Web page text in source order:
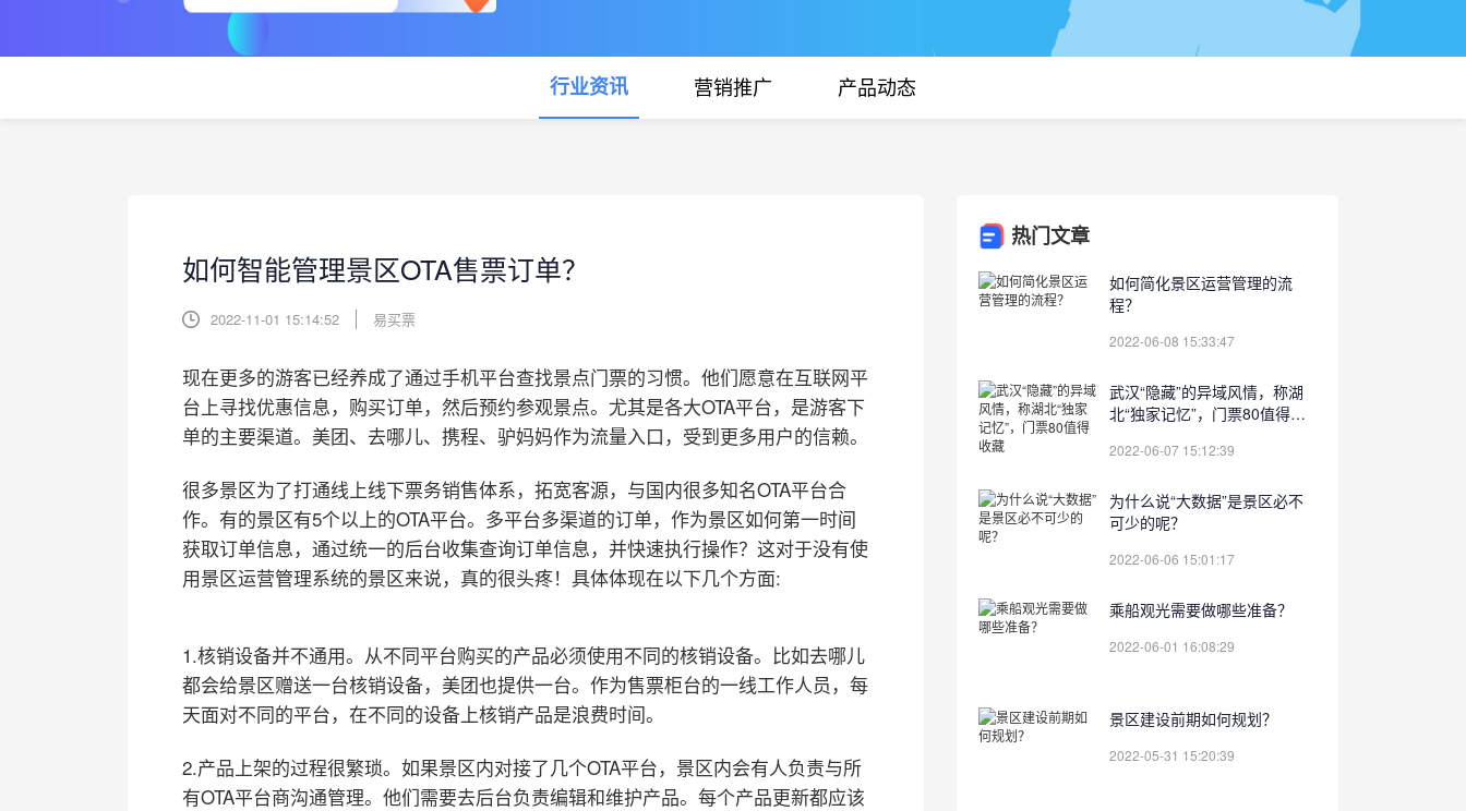
行业资讯 营销推广 产品动态
如何智能管理景区OTA售票订单？
2022-11-01 15:14:52 易买票
现在更多的游客已经养成了通过手机平台查找景点门票的习惯。他们愿意在互联网平
台上寻找优惠信息，购买订单，然后预约参观景点。尤其是各大OTA平台，是游客下
单的主要渠道。美团、去哪儿、携程、驴妈妈作为流量入口，受到更多用户的信赖。
很多景区为了打通线上线下票务销售体系，拓宽客源，与国内很多知名OTA平台合
作。有的景区有5个以上的OTA平台。多平台多渠道的订单，作为景区如何第一时间
获取订单信息，通过统一的后台收集查询订单信息，并快速执行操作？这对于没有使
用景区运营管理系统的景区来说，真的很头疼！具体体现在以下几个方面:
1.核销设备并不通用。从不同平台购买的产品必须使用不同的核销设备。比如去哪儿
都会给景区赠送一台核销设备，美团也提供一台。作为售票柜台的一线工作人员，每
天面对不同的平台，在不同的设备上核销产品是浪费时间。
2.产品上架的过程很繁琐。如果景区内对接了几个OTA平台，景区内会有人负责与所
有OTA平台商沟通管理。他们需要去后台负责编辑和维护产品。每个产品更新都应该
热门文章
如何简化景区运营管理的流
程？
2022-06-08 15:33:47
武汉“隐藏”的异域风情，称湖
北“独家记忆”，门票80值得收
2022-06-07 15:12:39
为什么说“大数据”是景区必不
可少的呢？
2022-06-06 15:01:17
乘船观光需要做哪些准备？
2022-06-01 16:08:29
景区建设前期如何规划？
2022-05-31 15:20:39